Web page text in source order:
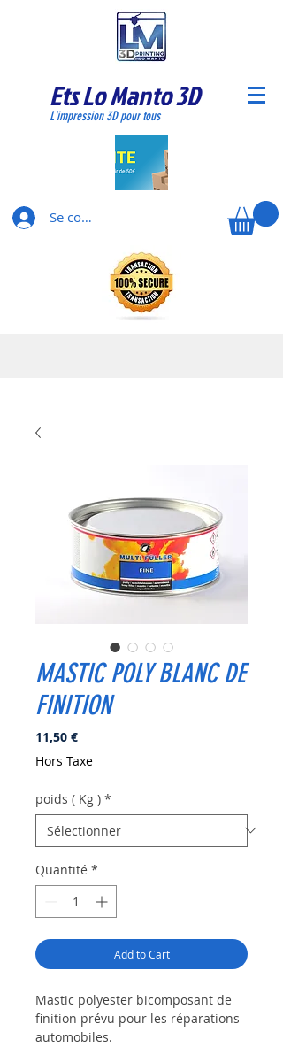
Ets Lo Manto 3D
L'impression 3D pour tous
Se connecter
MASTIC POLY BLANC DE
FINITION
11,50 €Prix
Hors Taxe
poids ( Kg ) *
Quantité *
Add to Cart
Mastic polyester bicomposant de
finition prévu pour les réparations
automobiles.